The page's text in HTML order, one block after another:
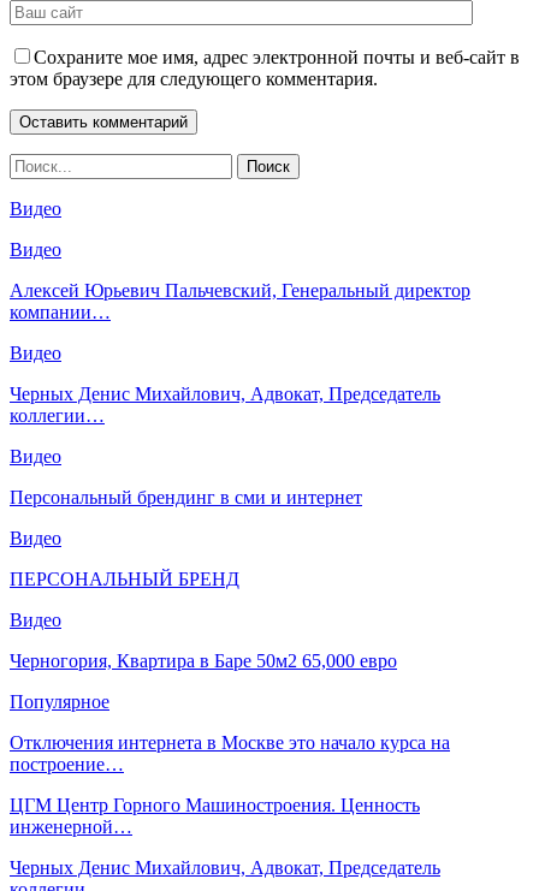
Сохраните мое имя, адрес электронной почты и веб-сайт в
этом браузере для следующего комментария.
Видео
Видео
Алексей Юрьевич Пальчевский, Генеральный директор
компании…
Видео
Черных Денис Михайлович, Адвокат, Председатель
коллегии…
Видео
Персональный брендинг в сми и интернет
Видео
ПЕРСОНАЛЬНЫЙ БРЕНД
Видео
Черногория, Квартира в Баре 50м2 65,000 евро
Популярное
Отключения интернета в Москве это начало курса на
построение…
ЦГМ Центр Горного Машиностроения. Ценность
инженерной…
Черных Денис Михайлович, Адвокат, Председатель